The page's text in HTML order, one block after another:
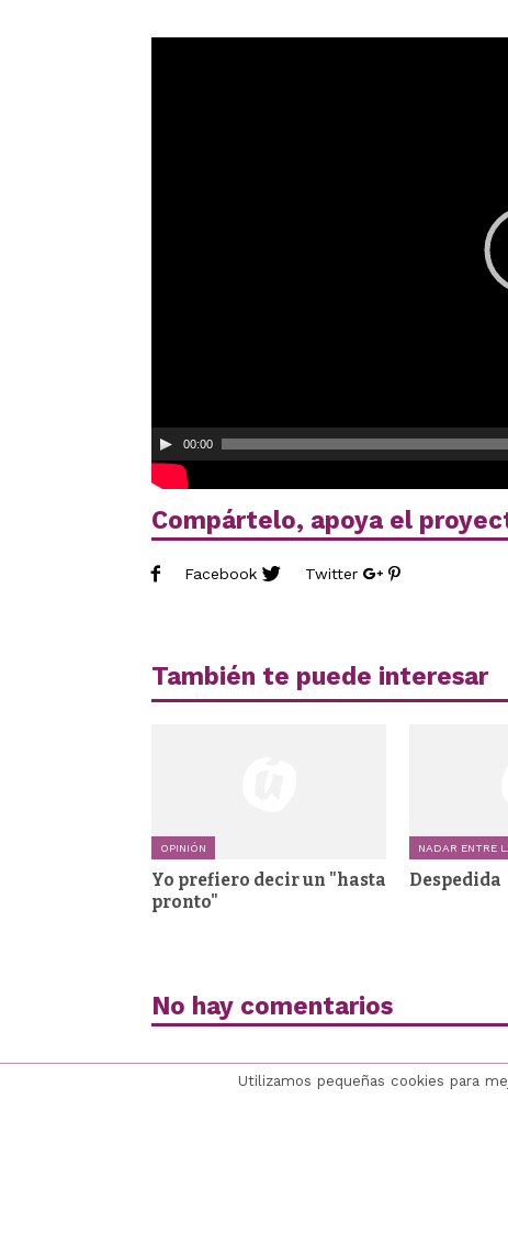
00:00
Compártelo, apoya el
Facebook Twitter
También te puede interesar
OPINIÓN
Yo prefiero decir un "hasta
pronto"
NADAR ENTRE
Despedida
No hay comentarios
Utilizamos pequeñas cookies para